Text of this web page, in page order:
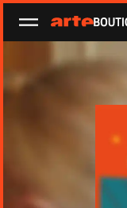
Ouvrir le menu